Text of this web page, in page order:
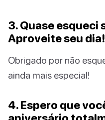
3. Quase esqueci
Aproveite seu dia!
Obrigado por não
ainda mais especial!
4. Espero que